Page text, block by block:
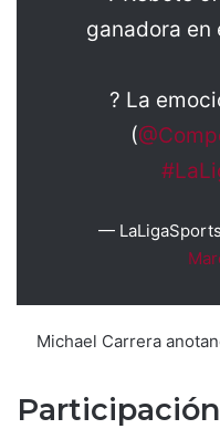
ganadora en
? La
(
—
Michael Carrera